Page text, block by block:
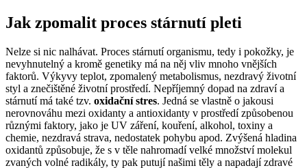
Jak zpomalit proces stárnutí pleti
Nelze si nic nalhávat. Proces stárnutí organismu, tedy i pokožky, je
nevyhnutelný a kromě genetiky má na něj vliv mnoho vnějších
faktorů. Výkyvy teplot, zpomalený metabolismus, nezdravý životní
styl a znečištěné životní prostředí. Nepříjemný dopad na zdraví a
stárnutí má také tzv. oxidační stres. Jedná se vlastně o jakousi
nerovnováhu mezi oxidanty a antioxidanty v prostředí způsobenou
různými faktory, jako je UV záření, kouření, alkohol, toxiny a
chemie, nezdravá strava, nedostatek pohybu apod. Zvýšená hladina
oxidantů způsobuje, že s v těle nahromadí velké množství molekul
zvaných volné radikály, ty pak putují našimi těly a napadají zdravé